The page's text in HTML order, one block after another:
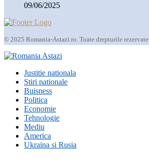
09/06/2025
© 2025 Romania-Astazi.ro. Toate drepturile rezervate.
Justitie nationala
Stiri nationale
Buisness
Politica
Economie
Tehnologie
Mediu
America
Ukraina si Rusia